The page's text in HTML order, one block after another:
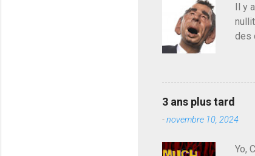
m
m
e
n
r
Il y
des
du
de
3 ans plus tard
-novembre 10, 2024
Yo,